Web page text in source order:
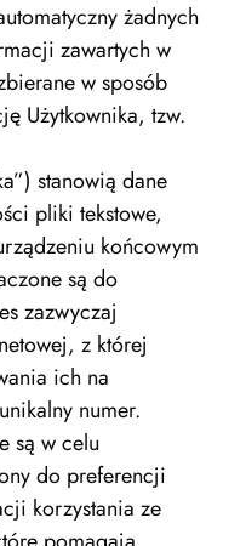
żadnych
zawartych w
w sposób
Użytkownika, tzw.
stanowią dane
pliki tekstowe,
końcowym
są do
zazwyczaj
z której
ich na
numer.
są w celu
do preferencji
korzystania ze